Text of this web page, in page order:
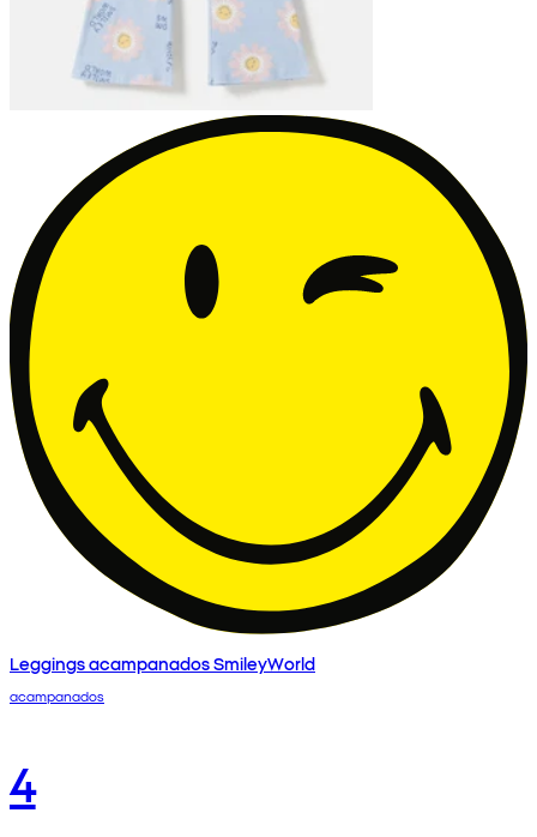
Leggings acampanados SmileyWorld
acampanados
4